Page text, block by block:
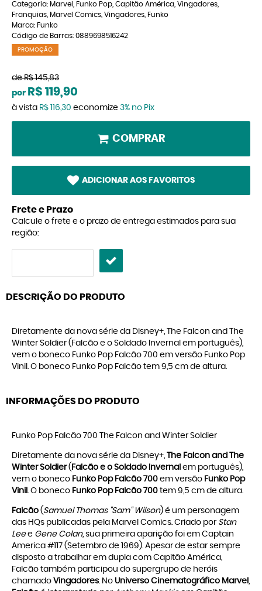
Categoria: Marvel Funko Pop Capitão América Vingadores
Franquias Marvel Comics Vingadores Funko
Marca: Funko
Código de Barras: 0889698516242
PROMOÇÃO
de R$ 145,83
por R$ 119,90
à vista R$ 116,30 economize 3% no Pix
COMPRAR
ADICIONAR AOS FAVORITOS
Frete e Prazo
Calcule o frete e o prazo de entrega estimados para sua
região:
DESCRIÇÃO DO PRODUTO
Diretamente da nova série da Disney+, The Falcon and The
Winter Soldier (Falcão e o Soldado Invernal em português),
vem o boneco Funko Pop Falcão 700 em versão Funko Pop
Vinil. O boneco Funko Pop Falcão tem 9,5 cm de altura.
INFORMAÇÕES DO PRODUTO
Funko Pop Falcão 700 The Falcon and Winter Soldier
Diretamente da nova série da Disney+,
The Falcon and The
Winter Soldier( Falcão e o Soldado Invernal em português),
vem o boneco Funko Pop Falcão 700 em versão Funko Pop
Vinil . O boneco Funko Pop Falcão 700 tem 9,5 cm de altura.
Falcão (Samuel Thomas "Sam" Wilson) é um personagem
das HQs publicadas pela Marvel Comics. Criado por Stan
Leee Gene Colan, sua primeira aparição foi em Captain
America #117 (Setembro de 1969). Apesar de estar sempre
disposto a trabalhar em dupla com Capitão América,
Falcão também participou do supergrupo de heróis
chamado Vingadores. No Universo Cinematográfico Marvel ,